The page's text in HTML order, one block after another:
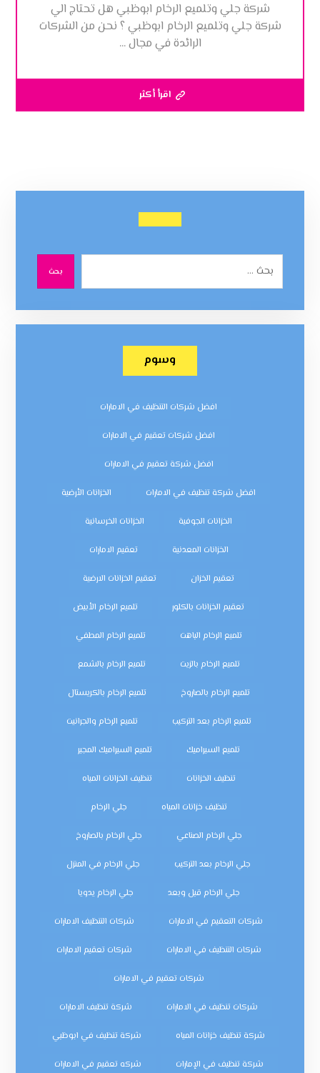
شركة جلي وتلميع الرخام ابوظبي هل تحتاج الي
شركة جلي وتلميع الرخام ابوظبي ؟ نحن من الشركات
الرائدة في مجال ...
اقرأ أكثر
بحث
وسوم
افضل شركات التنظيف في الامارات
افضل شركات تعقيم في الامارات
افضل شركة تعقيم في الامارات
افضل شركة تنظيف في الامارات الخزانات الأرضية
الخزانات الجوفية الخزانات الخرسانية
الخزانات المعدنية تعقيم الامارات
تعقيم الخزان تعقيم الخزانات الارضية
تعقيم الخزانات بالكلور تلميع الرخام الأبيض
تلميع الرخام الباهت تلميع الرخام المطفي
تلميع الرخام بالزيت تلميع الرخام بالشمع
تلميع الرخام بالصاروخ تلميع الرخام بالكريستال
تلميع الرخام بعد التركيب تلميع الرخام والجرانيت
تلميع السيراميك تلميع السيراميك المجير
تنظيف الخزانات تنظيف الخزانات المياه
تنظيف خزانات المياه جلي الرخام
جلي الرخام الصناعي جلي الرخام بالصاروخ
جلي الرخام بعد التركيب جلي الرخام في المنزل
جلي الرخام قبل وبعد جلي الرخام يدويا
شركات التعقيم في الامارات شركات التنظيف الامارات
شركات التنظيف في الامارات شركات تعقيم الامارات
شركات تعقيم في الامارات
شركات تنظيف في الامارات شركة تنظيف الامارات
شركة تنظيف خزانات المياه شركة تنظيف في ابوظبي
شركة تنظيف في الإمارات شركه تعقيم في الامارات